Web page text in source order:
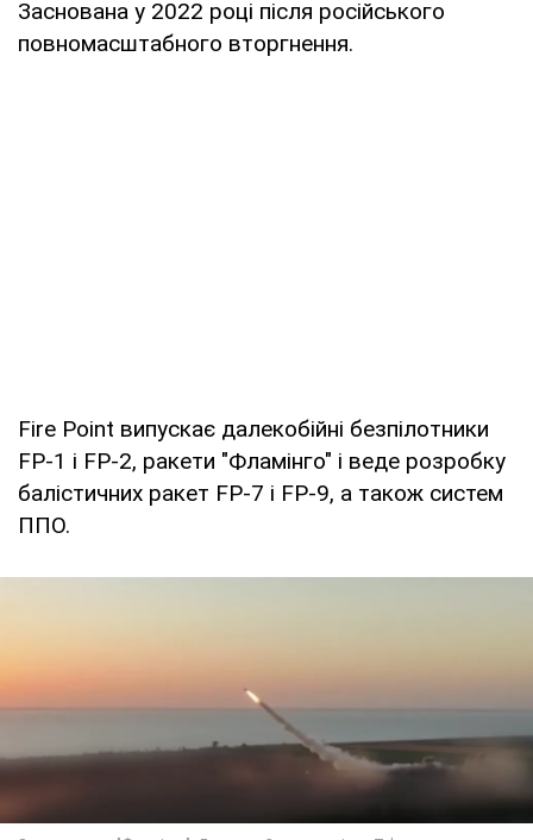
Заснована у 2022 році після російського
повномасштабного вторгнення.
Fire Point випускає далекобійні безпілотники
FP-1 і FP-2, ракети "Фламінго" і веде розробку
балістичних ракет FP-7 і FP-9, а також систем
ППО.